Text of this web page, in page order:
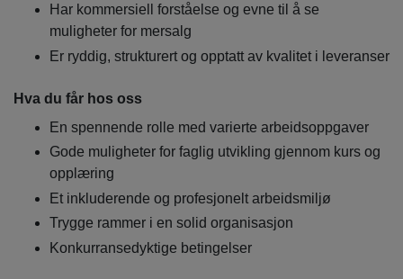
Har kommersiell forståelse og evne til å se
muligheter for mersalg
Er ryddig, strukturert og opptatt av kvalitet i leveranser
Hva du får hos oss
En spennende rolle med varierte arbeidsoppgaver
Gode muligheter for faglig utvikling gjennom kurs og
opplæring
Et inkluderende og profesjonelt arbeidsmiljø
Trygge rammer i en solid organisasjon
Konkurransedyktige betingelser